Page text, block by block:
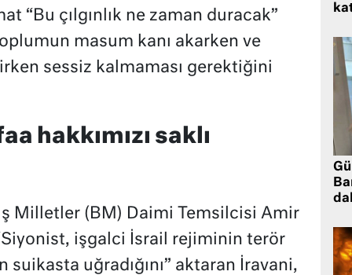
“Bu çılgınlık ne zaman duracak”
masum kanı akarken ve
sessiz kalmaması gerektiğini
hakkımızı saklı
Milletler (BM) Daimi Temsilcisi Amir
işgalci İsrail rejiminin terör
uğradığını” aktaran İravani,